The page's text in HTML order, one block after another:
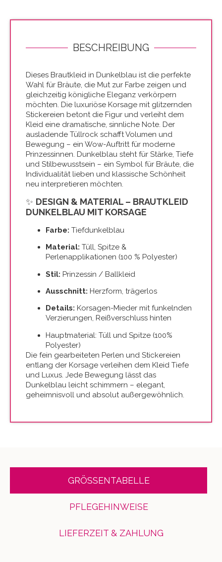
BESCHREIBUNG
Dieses Brautkleid in Dunkelblau ist die perfekte
Wahl für Bräute, die Mut zur Farbe zeigen und
gleichzeitig königliche Eleganz verkörpern
möchten. Die luxuriöse Korsage mit glitzernden
Stickereien betont die Figur und verleiht dem
Kleid eine dramatische, sinnliche Note. Der
ausladende Tüllrock schafft Volumen und
Bewegung – ein Wow-Auftritt für moderne
Prinzessinnen. Dunkelblau steht für Stärke, Tiefe
und Stilbewusstsein – ein Symbol für Bräute, die
Individualität lieben und klassische Schönheit
neu interpretieren möchten.
✨ DESIGN & MATERIAL – BRAUTKLEID
DUNKELBLAU MIT KORSAGE
Farbe: Tiefdunkelblau
Material: Tüll, Spitze &
Perlenapplikationen (100 % Polyester)
Stil: Prinzessin / Ballkleid
Ausschnitt: Herzform, trägerlos
Details: Korsagen-Mieder mit funkelnden
Verzierungen, Reißverschluss hinten
Hauptmaterial: Tüll und Spitze (100%
Polyester)
Die fein gearbeiteten Perlen und Stickereien
entlang der Korsage verleihen dem Kleid Tiefe
und Luxus. Jede Bewegung lässt das
Dunkelblau leicht schimmern – elegant,
geheimnisvoll und absolut außergewöhnlich.
GRÖSSENTABELLE
PFLEGEHINWEISE
LIEFERZEIT & ZAHLUNG